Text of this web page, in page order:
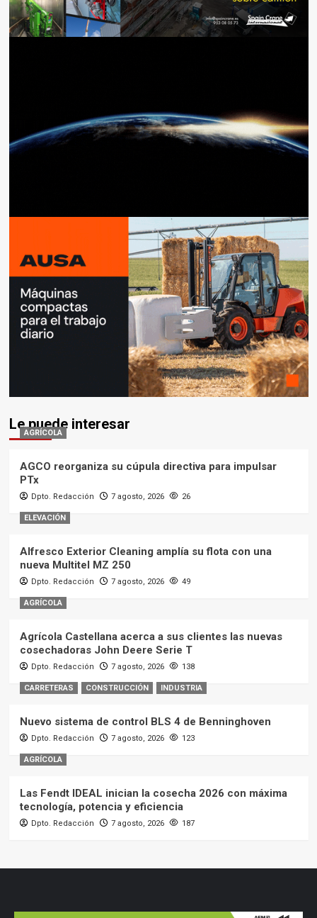
Le puede interesar
AGRÍCOLA
AGCO reorganiza su cúpula directiva para impulsar
PTx
Dpto. Redacción 7 agosto, 2026 26
ELEVACIÓN
Alfresco Exterior Cleaning amplía su flota con una
nueva Multitel MZ 250
Dpto. Redacción 7 agosto, 2026 49
AGRÍCOLA
Agrícola Castellana acerca a sus clientes las nuevas
cosechadoras John Deere Serie T
Dpto. Redacción 7 agosto, 2026 138
CARRETERAS CONSTRUCCIÓN INDUSTRIA
Nuevo sistema de control BLS 4 de Benninghoven
Dpto. Redacción 7 agosto, 2026 123
AGRÍCOLA
Las Fendt IDEAL inician la cosecha 2026 con máxima
tecnología, potencia y eficiencia
Dpto. Redacción 7 agosto, 2026 187